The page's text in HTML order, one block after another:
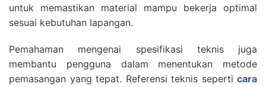
untuk memastikan material mampu bekerja optimal
sesuai kebutuhan lapangan.
Pemahaman mengenai spesifikasi teknis juga
membantu pengguna dalam menentukan metode
pemasangan yang tepat. Referensi teknis seperti cara